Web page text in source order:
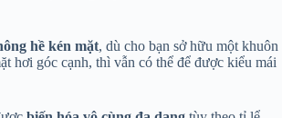
hề kén mặt, dù cho bạn sở hữu một khuôn
hơi góc cạnh, thì vẫn có thể để được kiểu mái